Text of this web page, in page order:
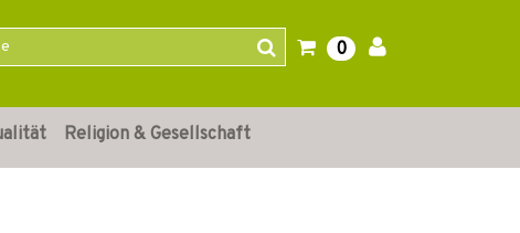
0
Religion & Gesellschaft